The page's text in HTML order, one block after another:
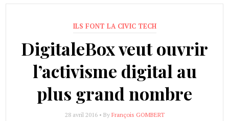
ILS FONT LA CIVIC TECH
DigitaleBox veut ouvrir
l’activisme digital au
plus grand nombre
28 avril 2016 • By François GOMBERT